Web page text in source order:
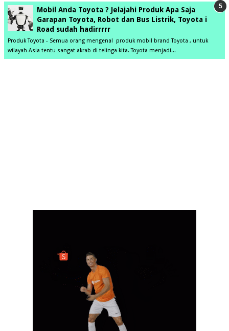
Mobil Anda Toyota ? Jelajahi Produk Apa Saja
Garapan Toyota, Robot dan Bus Listrik, Toyota i
Road sudah hadirrrrr
Produk Toyota - Semua orang mengenal produk mobil brand Toyota , untuk
wilayah Asia tentu sangat akrab di telinga kita. Toyota menjadi...